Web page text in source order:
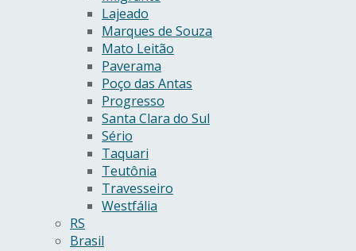
Lajeado
Marques de Souza
Mato Leitão
Paverama
Poço das Antas
Progresso
Santa Clara do Sul
Sério
Taquari
Teutônia
Travesseiro
Westfália
RS
Brasil